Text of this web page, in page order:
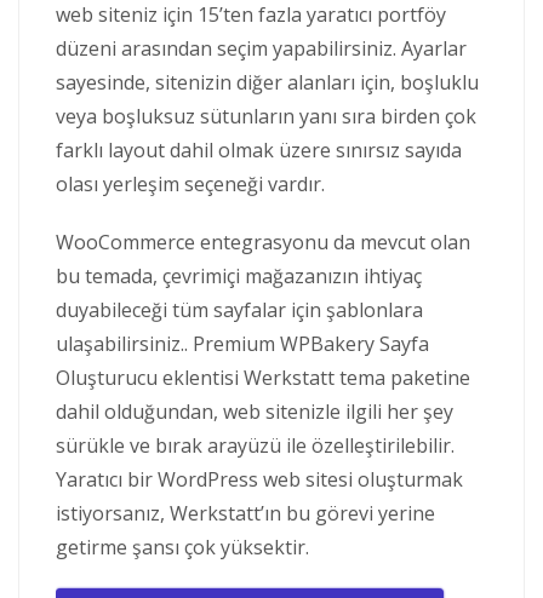
web siteniz için 15’ten fazla yaratıcı portföy
düzeni arasından seçim yapabilirsiniz. Ayarlar
sayesinde, sitenizin diğer alanları için, boşluklu
veya boşluksuz sütunların yanı sıra birden çok
farklı layout dahil olmak üzere sınırsız sayıda
olası yerleşim seçeneği vardır.
WooCommerce entegrasyonu da mevcut olan
bu temada, çevrimiçi mağazanızın ihtiyaç
duyabileceği tüm sayfalar için şablonlara
ulaşabilirsiniz.. Premium WPBakery Sayfa
Oluşturucu eklentisi Werkstatt tema paketine
dahil olduğundan, web sitenizle ilgili her şey
sürükle ve bırak arayüzü ile özelleştirilebilir.
Yaratıcı bir WordPress web sitesi oluşturmak
istiyorsanız, Werkstatt’ın bu görevi yerine
getirme şansı çok yüksektir.